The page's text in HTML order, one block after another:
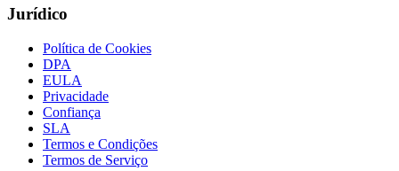
Jurídico
Política de Cookies
DPA
EULA
Privacidade
Confiança
SLA
Termos e Condições
Termos de Serviço